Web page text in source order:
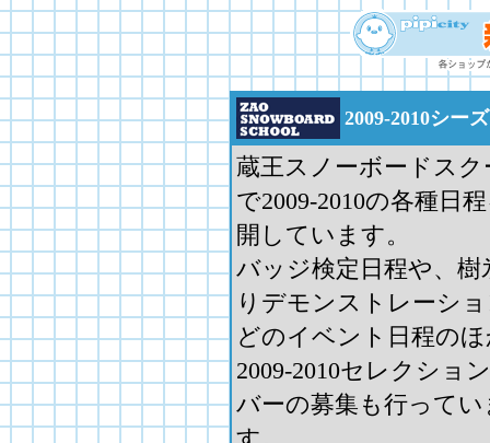
2009-2010シー
蔵王スノーボードスク
で2009-2010の各種日
開しています。
バッジ検定日程や、樹
りデモンストレーシ
どのイベント日程の
2009-2010セレクショ
バーの募集も行ってい